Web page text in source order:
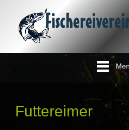
Futtereimer